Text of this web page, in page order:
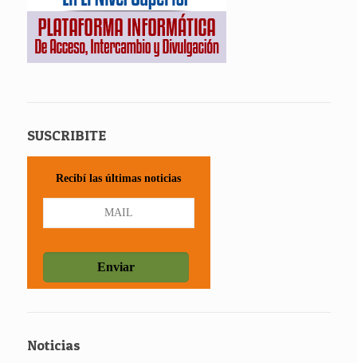
SUSCRIBITE
Recibí las últimas noticias
Noticias